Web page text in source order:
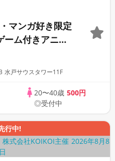
マンガ好き限定
ム付きアニメ
水戸サウスタワー11F
20〜40歳 500円
◎受付中
行中!